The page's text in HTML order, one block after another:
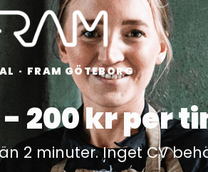
· FRAM GÖTEBORG
200 kr per
2 minuter. Inget CV